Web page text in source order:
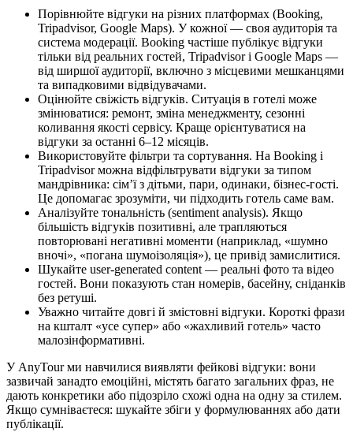
Порівнюйте відгуки на різних платформах (Booking,
Tripadvisor, Google Maps). У кожної — своя аудиторія та
система модерації. Booking частіше публікує відгуки
тільки від реальних гостей, Tripadvisor і Google Maps —
від ширшої аудиторії, включно з місцевими мешканцями
та випадковими відвідувачами.
Оцінюйте свіжість відгуків. Ситуація в готелі може
змінюватися: ремонт, зміна менеджменту, сезонні
коливання якості сервісу. Краще орієнтуватися на
відгуки за останні 6–12 місяців.
Використовуйте фільтри та сортування. На Booking і
Tripadvisor можна відфільтрувати відгуки за типом
мандрівника: сім’ї з дітьми, пари, одинаки, бізнес-гості.
Це допомагає зрозуміти, чи підходить готель саме вам.
Аналізуйте тональність (sentiment analysis). Якщо
більшість відгуків позитивні, але трапляються
повторювані негативні моменти (наприклад, «шумно
вночі», «погана шумоізоляція»), це привід замислитися.
Шукайте user-generated content — реальні фото та відео
гостей. Вони показують стан номерів, басейну, сніданків
без ретуші.
Уважно читайте довгі й змістовні відгуки. Короткі фрази
на кшталт «усе супер» або «жахливий готель» часто
малозінформативні.
У AnyTour ми навчилися виявляти фейкові відгуки: вони
зазвичай занадто емоційні, містять багато загальних фраз, не
дають конкретики або підозріло схожі одна на одну за стилем.
Якщо сумніваєтеся: шукайте збіги у формулюваннях або дати
публікації.